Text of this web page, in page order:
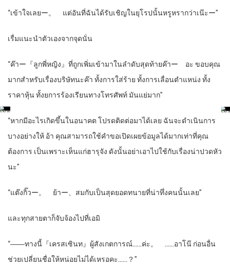
“เข้าใจเลยー。 แต่อันที่ฉันได้รับเชิญในยุโรปนั้นหรูหรากว่าเน๊ะー”
เรื่มแนะนำตัวเองจากจุดนั่น
“ค๊าー『ลูกพี่หญิง』ที่ถูกเพิ่มเข้ามาในลำดับสุดท้ายค๊าー อะ ขอบคุณ
มากสำหรับเรื่องบริษัทนะค๊า ทั้งการใส่ร้าย ทั้งการเลื่อนตำแหน่ง ทั้ง
ราคาหุ้น ทั้งยการร้องเรียนทางโทรศัพท์ มันแย่มาก”
“หากมีอะไรเกิดขึ้นในอนาคต โปรดติดต่อมาได้เลย ฉันจะดำเนินการ
บางอย่างให้ อ้า คุณสามารถใช้คำขอเปิดเผยข้อมูลได้มากเท่าที่คุณ
ต้องการ เป็นเพราะเห็นแก่ฮารุจัง ดังนั้นอย่าเอาไปใช้กับเรื่องน่าปวดหัว
นะ”
“แต๊งกิ๊วー。 ย้าー、สมกับเป็นสุดยอดทนายที่น่าทึ่งคนนั้นเลย”
และทุกสายตาก็จับจ้องไปที่เอมิ
“――ทางนี้『เครสเซินท』ผู้สังเกตการณ์……ค่ะ。 ……อาโน๊ ก่อนอื่น
ช่วยเปลี่ยนชื่อให้หน่อยไม่ได้เหรอคะ……？”